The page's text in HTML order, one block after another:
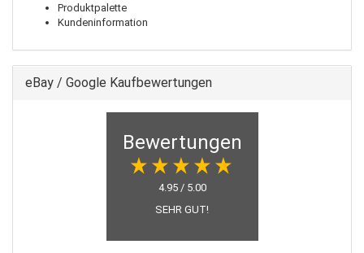
Produktpalette
Kundeninformation
eBay / Google Kaufbewertungen
Bewertungen
4.95 / 5.00
SEHR GUT!